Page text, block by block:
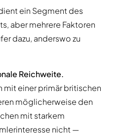
ein Segment des
aber mehrere Faktoren
dazu, anderswo zu
Reichweite.
einer primär britischen
möglicherweise den
mit starkem
nicht —